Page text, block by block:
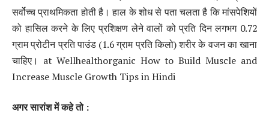
सर्वोच्च प्राथमिकता होती है। हाल के शोध से पता चलता है कि मांसपेशियों
को हासिल करने के लिए प्रशिक्षण लेने वालों को प्रति दिन लगभग 0.72
ग्राम प्रोटीन प्रति पाउंड (1.6 ग्राम प्रति किलो) शरीर के वजन का खाना
चाहिए। at Wellhealthorganic How to Build Muscle and
Increase Muscle Growth Tips in Hindi
अगरसारांशमेंकहेतो: